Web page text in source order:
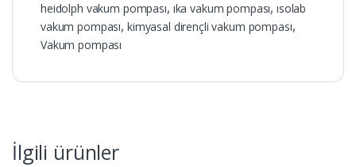
heidolph vakum pompası, ıka vakum pompası,ısolab
vakum pompası, kimyasal dirençli vakum pompası,
Vakum pompası
İlgili ürünler